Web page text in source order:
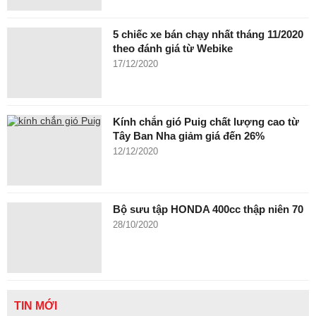
5 chiếc xe bán chạy nhất tháng 11/2020
theo đánh giá từ Webike
17/12/2020
Kính chắn gió Puig chất lượng cao từ
Tây Ban Nha giảm giá đến 26%
12/12/2020
Bộ sưu tập HONDA 400cc thập niên 70
28/10/2020
TIN MỚI